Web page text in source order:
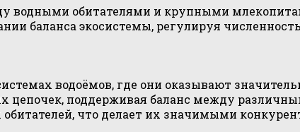
водными обитателями и крупными
баланса экосистемы, регулируя
водоёмов, где они оказывают
поддерживая баланс между
что делает их значимыми